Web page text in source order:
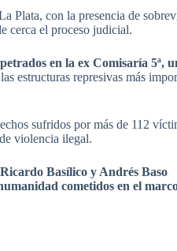
Plata, con la presencia de
cerca el proceso judicial.
en la ex Comisaría 5ª,
estructuras represivas más
sufridos por más de 112
violencia ilegal.
Basílico y Andrés Baso
cometidos en el